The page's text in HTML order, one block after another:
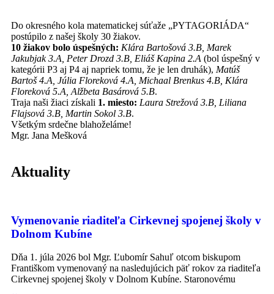
Do okresného kola matematickej súťaže „PYTAGORIÁDA“
postúpilo z našej školy 30 žiakov.
10 žiakov bolo úspešných: Klára Bartošová 3.B, Marek
Jakubjak 3.A, Peter Drozd 3.B, Eliáš Kapina 2.A (bol úspešný v
kategórii P3 aj P4 aj napriek tomu, že je len druhák), Matúš
Bartoš 4.A, Júlia Floreková 4.A, Michaal Brenkus 4.B, Klára
Floreková 5.A, Alžbeta Basárová 5.B.
Traja naši žiaci získali 1. miesto: Laura Strežová 3.B, Liliana
Flajsová 3.B, Martin Sokol 3.B.
Všetkým srdečne blahoželáme!
Mgr. Jana Mešková
Aktuality
Vymenovanie riaditeľa Cirkevnej spojenej školy v
Dolnom Kubíne
Dňa 1. júla 2026 bol Mgr. Ľubomír Sahuľ otcom biskupom
Františkom vymenovaný na nasledujúcich päť rokov za riaditeľa
Cirkevnej spojenej školy v Dolnom Kubíne. Staronovému